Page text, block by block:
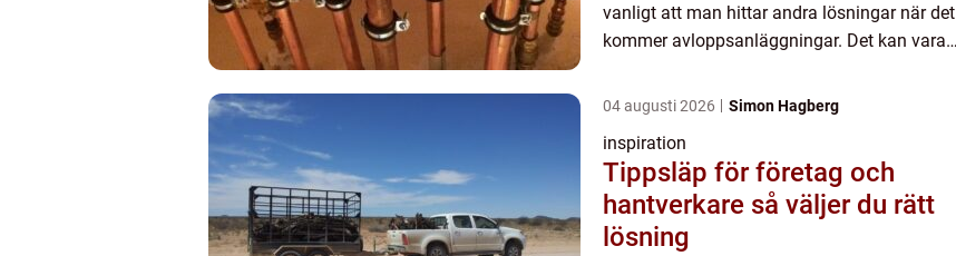
vanligt att man hittar andra lösningar när det
kommer avloppsanläggningar. Det kan vara
04 augusti 2026 Simon Hagberg
inspiration
Tippsläp för företag och
hantverkare så väljer du rätt
lösning